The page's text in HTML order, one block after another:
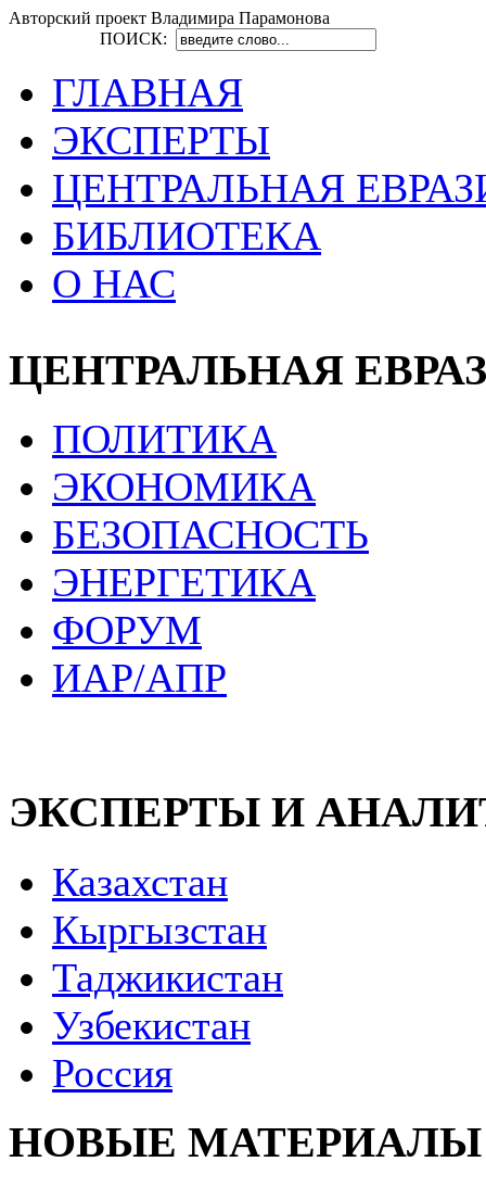
Авторский проект Владимира Парамонова
ПОИСК:
ГЛАВНАЯ
ЭКСПЕРТЫ
ЦЕНТРАЛЬНАЯ
БИБЛИОТЕКА
О НАС
ЦЕНТРАЛЬНАЯ
ПОЛИТИКА
ЭКОНОМИКА
БЕЗОПАСНОСТЬ
ЭНЕРГЕТИКА
ФОРУМ
ИАР/АПР
ЭКСПЕРТЫ И
Казахстан
Кыргызстан
Таджикистан
Узбекистан
Россия
НОВЫЕ МАТЕРИАЛЫ